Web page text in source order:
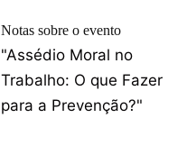
Notas sobre o evento
"Assédio Moral no
Trabalho: O que Fazer
para a Prevenção?"